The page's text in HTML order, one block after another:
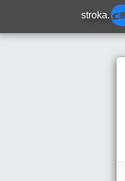
stroka.